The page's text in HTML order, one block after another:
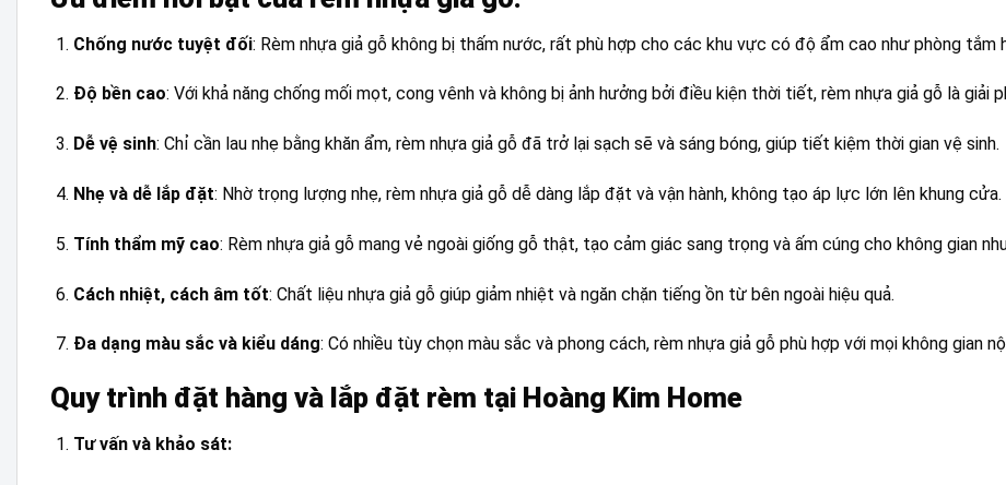
Chống nước tuyệt đối: Rèm nhựa giả gỗ không bị thấm nước, rất phù hợp cho các khu vực có độ ẩm cao như phòng tắm
Độ bền cao: Với khả năng chống mối mọt, cong vênh và không bị ảnh hưởng bởi điều kiện thời tiết, rèm nhựa giả gỗ là giải
Dễ vệ sinh: Chỉ cần lau nhẹ bằng khăn ẩm, rèm nhựa giả gỗ đã trở lại sạch sẽ và sáng bóng, giúp tiết kiệm thời gian vệ sinh.
Nhẹ và dễ lắp đặt: Nhờ trọng lượng nhẹ, rèm nhựa giả gỗ dễ dàng lắp đặt và vận hành, không tạo áp lực lớn lên khung cửa.
Tính thẩm mỹ cao: Rèm nhựa giả gỗ mang vẻ ngoài giống gỗ thật, tạo cảm giác sang trọng và ấm cúng cho không gian
Cách nhiệt, cách âm tốt: Chất liệu nhựa giả gỗ giúp giảm nhiệt và ngăn chặn tiếng ồn từ bên ngoài hiệu quả.
Đa dạng màu sắc và kiểu dáng: Có nhiều tùy chọn màu sắc và phong cách, rèm nhựa giả gỗ phù hợp với mọi không gian
Quy trình đặt hàng và lắp đặt rèm tại Hoàng Kim Home
Tư vấn và khảo sát: